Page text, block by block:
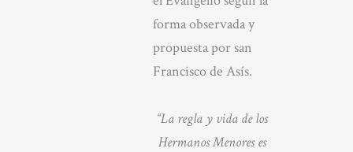
forma observada y
propuesta por san
Francisco de Asís.
“La regla y vida de los
Hermanos Menores es